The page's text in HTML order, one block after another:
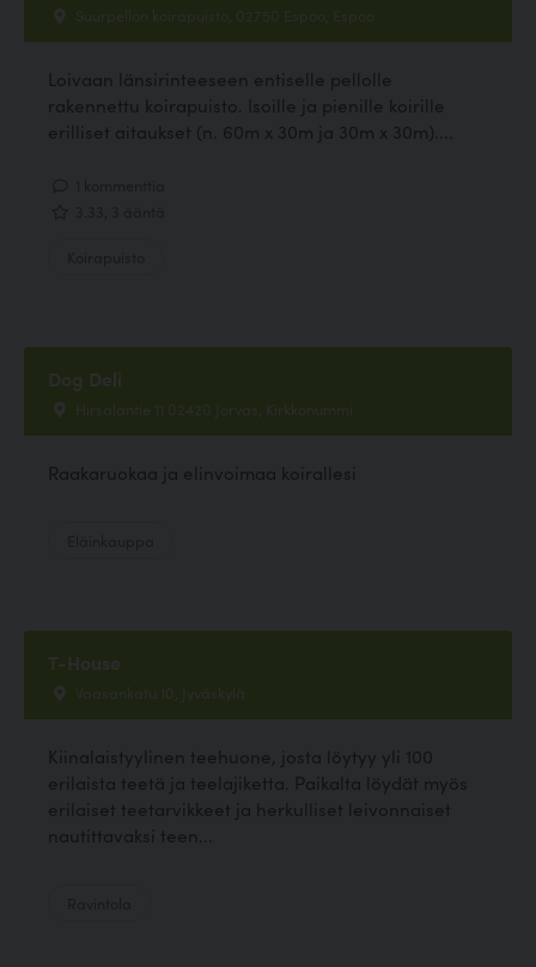
Suurpellon koirapuisto, 02750 Espoo, Espoo
Loivaan länsirinteeseen entiselle pellolle
rakennettu koirapuisto. Isoille ja pienille koirille
erilliset aitaukset (n. 60m x 30m ja 30m x 30m)....
Dog Deli
Hirsalantie 11 02420 Jorvas, Kirkkonummi
Raakaruokaa ja elinvoimaa koirallesi
T-House
Vaasankatu 10, Jyväskylä
Kiinalaistyylinen teehuone, josta löytyy yli 100
erilaista teetä ja teelajiketta. Paikalta löydät myös
erilaiset teetarvikkeet ja herkulliset leivonnaiset
nautittavaksi teen...